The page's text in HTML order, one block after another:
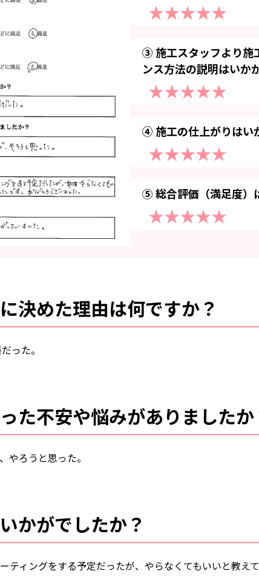
★★★★★
③ 施工スタッフより施
ンス方法の説明はいか
★★★★★
④ 施工の仕上がりはい
★★★★★
⑤ 総合評価（満足度）
★★★★★
決めた理由は何ですか？
った。
た不安や悩みがありましたか
やろうと思った。
かがでしたか？
ティングをする予定だったが、やらなくてもいいと教え